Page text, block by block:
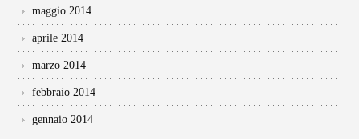
maggio 2014
aprile 2014
marzo 2014
febbraio 2014
gennaio 2014